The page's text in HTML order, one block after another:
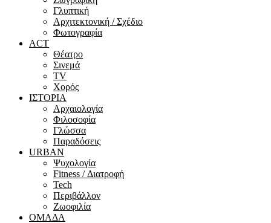
Γλυπτική
Αρχιτεκτονική / Σχέδιο
Φωτογραφία
ACT
Θέατρο
Σινεμά
ΤV
Χορός
ΙΣΤΟΡΙΑ
Αρχαιολογία
Φιλοσοφία
Γλώσσα
Παραδόσεις
URBAN
Ψυχολογία
Fitness / Διατροφή
Tech
Περιβάλλον
Ζωοφιλία
ΟΜΑΔΑ